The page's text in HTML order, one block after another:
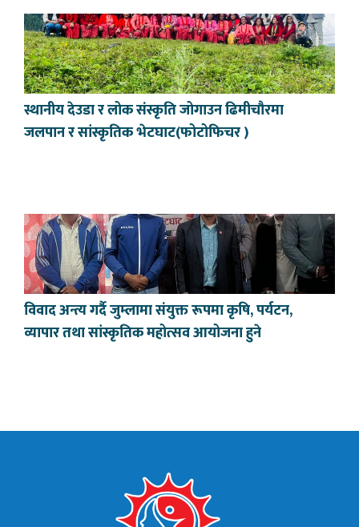
स्थानीय देउडा र लोक संस्कृति जोगाउन ढिमीचौरमा
जलपान र सांस्कृतिक भेटघाट(फोटोफिचर )
विवाद अन्त्य गर्दै जुम्लामा संयुक्त रूपमा कृषि, पर्यटन,
व्यापार तथा सांस्कृतिक महोत्सव आयोजना हुने